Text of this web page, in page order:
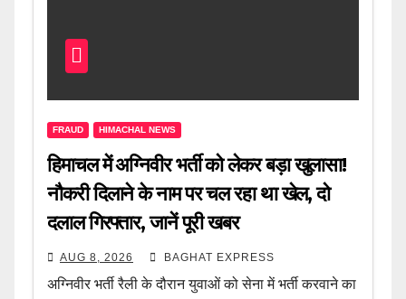
FRAUD HIMACHAL NEWS
हिमाचल में अग्निवीर भर्ती को लेकर बड़ा खुलासा!
नौकरी दिलाने के नाम पर चल रहा था खेल, दो
दलाल गिरफ्तार, जानें पूरी खबर
AUG 8, 2026 BAGHAT EXPRESS
अग्निवीर भर्ती रैली के दौरान युवाओं को सेना में भर्ती करवाने का